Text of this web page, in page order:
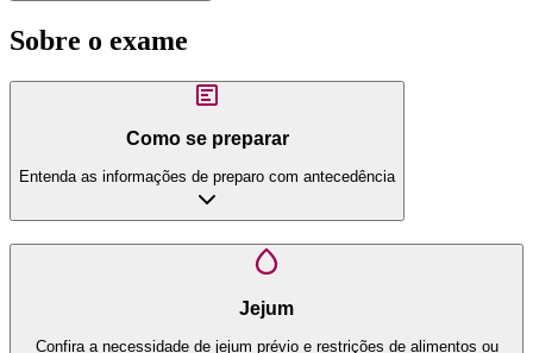
Sobre o exame
Como se preparar
Entenda as informações de preparo com antecedência
Jejum
Confira a necessidade de jejum prévio e restrições de alimentos ou